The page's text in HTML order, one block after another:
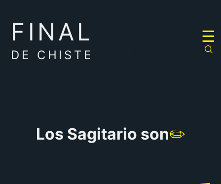
FINAL
DE CHISTE
☰
Los Sagitario son✏️